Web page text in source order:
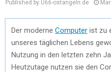
Published by U66-ostangeln.de
Der moderne Computer ist zu
unseres täglichen Lebens
Nutzung in den letzten zehn
Heutzutage nutzen sie den